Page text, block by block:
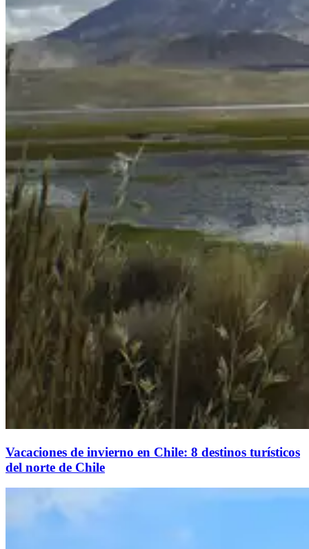
Vacaciones de invierno en Chile: 8 destinos turísticos
del norte de Chile